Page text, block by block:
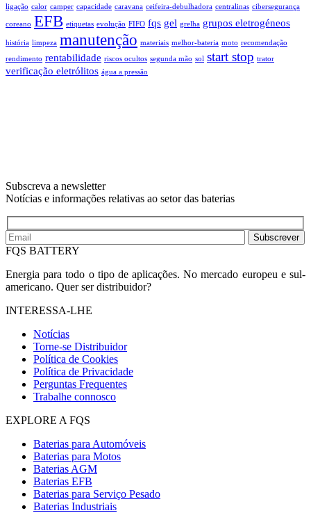
ligação calor camper capacidade caravana ceifeira-debulhadora centralinas cibersegurança
coreano EFB etiquetas evolução FIFO fqs gel grelha grupos eletrogéneos
história limpeza manutenção materiais melhor-bateria moto recomendação
rendimento rentabilidade riscos ocultos segunda mão sol start stop trator
verificação eletrólitos água a pressão
Subscreva a newsletter
Notícias e informações relativas ao setor das baterias
Subscrever
FQS BATTERY
Energia para todo o tipo de aplicações. No mercado europeu e sul-
americano. Quer ser distribuidor?
INTERESSA-LHE
Notícias
Torne-se Distribuidor
Política de Cookies
Política de Privacidade
Perguntas Frequentes
Trabalhe connosco
EXPLORE A FQS
Baterias para Automóveis
Baterias para Motos
Baterias AGM
Baterias EFB
Baterias para Serviço Pesado
Baterias Industriais